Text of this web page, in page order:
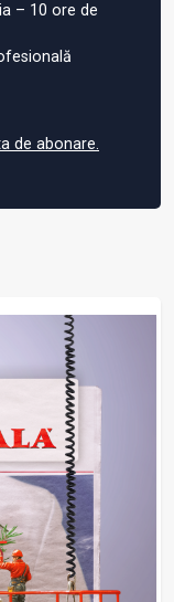
– 10 ore de
de abonare.